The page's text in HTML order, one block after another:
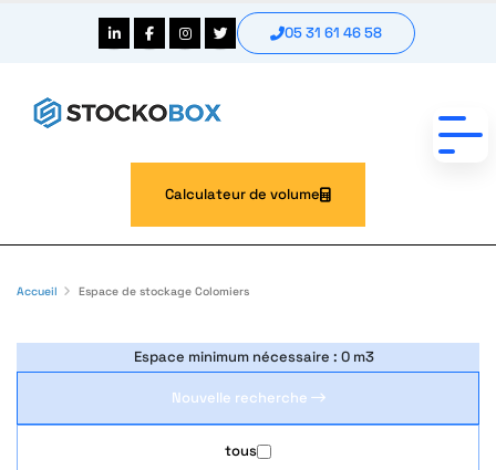
05 31 61 46 58
Calculateur de volume
Accueil Espace de stockage Colomiers
Espace minimum nécessaire : 0 m3
Nouvelle recherche
tous